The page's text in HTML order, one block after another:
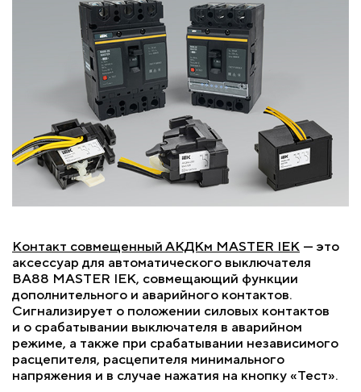
Контакт совмещенный АКДКм MASTER IEK — это
аксессуар для автоматического выключателя
ВА88 MASTER IEK, совмещающий функции
дополнительного и аварийного контактов.
Сигнализирует о положении силовых контактов
и о срабатывании выключателя в аварийном
режиме, а также при срабатывании независимого
расцепителя, расцепителя минимального
напряжения и в случае нажатия на кнопку «Тест».